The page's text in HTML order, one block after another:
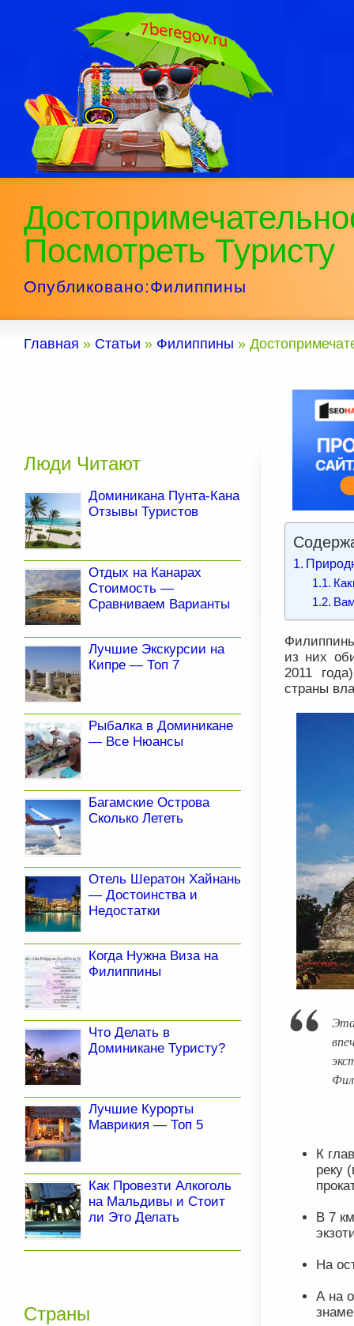
Посмотреть Туристу
Опубликовано:Филиппины
Главная » Статьи » Филиппины »
из них
2011
страны
К
реку
В 7
На
А на
Люди Читают
Доминикана Пунта-Кана
Отзывы Туристов
Отдых на Канарах
Стоимость —
Сравниваем Варианты
Лучшие Экскурсии на
Кипре — Топ 7
Рыбалка в Доминикане
— Все Нюансы
Багамские Острова
Сколько Лететь
Отель Шератон Хайнань
— Достоинства и
Недостатки
Когда Нужна Виза на
Филиппины
Что Делать в
Доминикане Туристу?
Лучшие Курорты
Маврикия — Топ 5
Как Провезти Алкоголь
на Мальдивы и Стоит
ли Это Делать
Страны